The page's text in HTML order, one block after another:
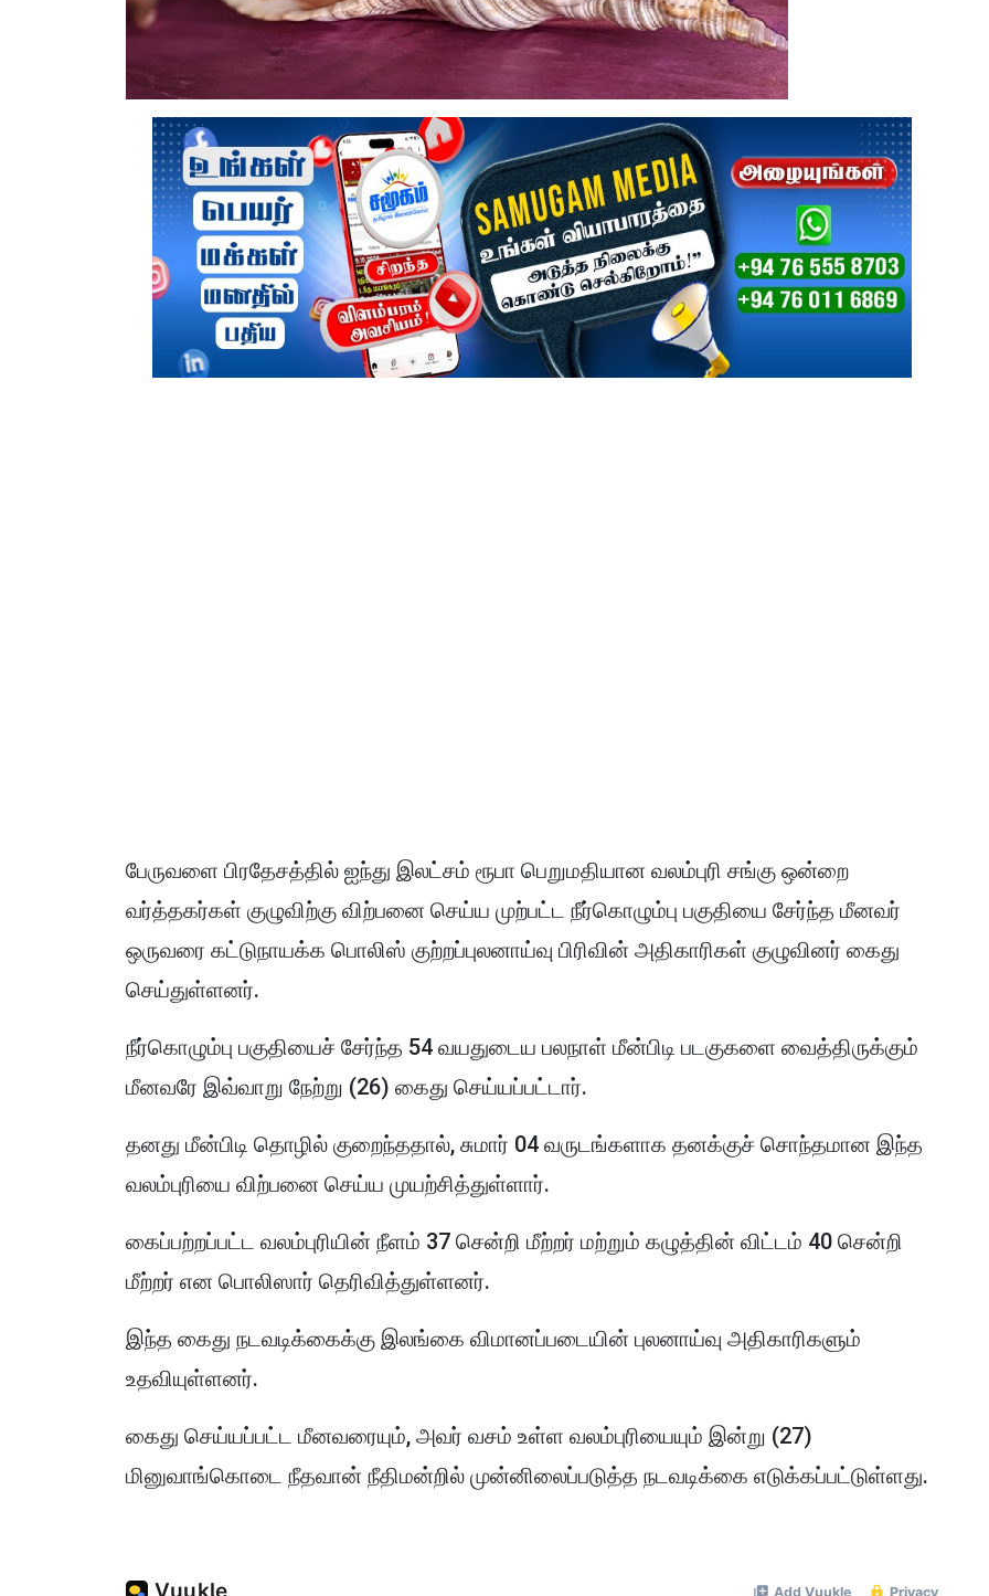
பேருவளை பிரதேசத்தில் ஐந்து இலட்சம் ரூபா பெறுமதியான வலம்புரி சங்கு ஒன்றை
வர்த்தகர்கள் குழுவிற்கு விற்பனை செய்ய முற்பட்ட நீர்கொழும்பு பகுதியை சேர்ந்த மீனவர்
ஒருவரை கட்டுநாயக்க பொலிஸ் குற்றப்புலனாய்வு பிரிவின் அதிகாரிகள் குழுவினர் கைது
செய்துள்ளனர்.
நீர்கொழும்பு பகுதியைச் சேர்ந்த 54 வயதுடைய பலநாள் மீன்பிடி படகுகளை வைத்திருக்கும்
மீனவரே இவ்வாறு நேற்று (26) கைது செய்யப்பட்டார்.
தனது மீன்பிடி தொழில் குறைந்ததால், சுமார் 04 வருடங்களாக தனக்குச் சொந்தமான இந்த
வலம்புரியை விற்பனை செய்ய முயற்சித்துள்ளார்.
கைப்பற்றப்பட்ட வலம்புரியின் நீளம் 37 சென்றி மீற்றர் மற்றும் கழுத்தின் விட்டம் 40 சென்றி
மீற்றர் என பொலிஸார் தெரிவித்துள்ளனர்.
இந்த கைது நடவடிக்கைக்கு இலங்கை விமானப்படையின் புலனாய்வு அதிகாரிகளும்
உதவியுள்ளனர்.
கைது செய்யப்பட்ட மீனவரையும், அவர் வசம் உள்ள வலம்புரியையும் இன்று (27)
மினுவாங்கொடை நீதவான் நீதிமன்றில் முன்னிலைப்படுத்த நடவடிக்கை எடுக்கப்பட்டுள்ளது.